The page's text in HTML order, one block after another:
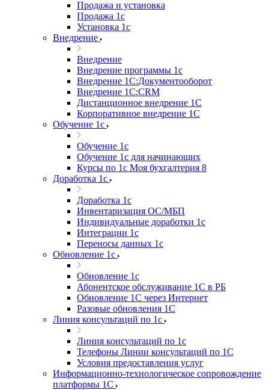
Продажа и установка
Продажа 1с
Установка 1с
Внедрение
Внедрение
Внедрение программы 1с
Внедрение 1С:Документооборот
Внедрение 1С:CRM
Дистанционное внедрение 1С
Корпоративное внедрение 1С
Обучение 1с
Обучение 1с
Обучение 1с для начинающих
Курсы по 1с Моя бухгалтерия 8
Доработка 1с
Доработка 1с
Инвентаризация ОС/МБП
Индивидуальные доработки 1с
Интеграции 1с
Переносы данных 1с
Обновление 1с
Обновление 1с
Абонентское обслуживание 1С в РБ
Обновление 1С через Интернет
Разовые обновления 1С
Линия консультаций по 1с
Линия консультаций по 1с
Телефоны Линии консультаций по 1С
Условия предоставления услуг
Информационно-технологическое сопровождение
платформы 1С